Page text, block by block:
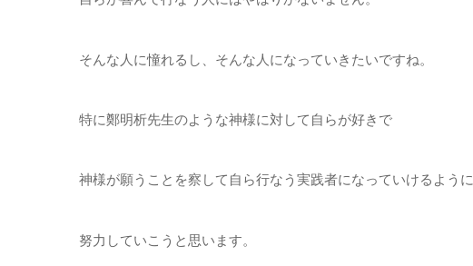
そんな人に憧れるし、そんな人になっていきたいですね。
特に鄭明析先生のような神様に対して自らが好きで
神様が願うことを察して自ら行なう実践者になっていけるように
努力していこうと思います。